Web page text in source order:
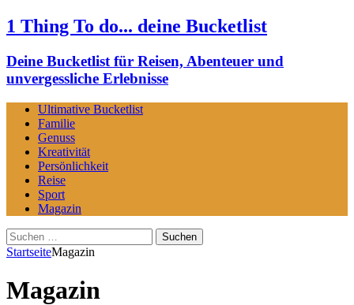
1 Thing To do... deine Bucketlist
Deine Bucketlist für Reisen, Abenteuer und
unvergessliche Erlebnisse
Ultimative Bucketlist
Familie
Genuss
Kreativität
Persönlichkeit
Reise
Sport
Magazin
Suchen
nach:
StartseiteMagazin
Magazin